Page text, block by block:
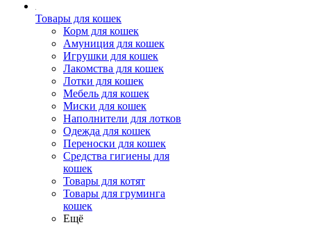
Товары для кошек
Корм для кошек
Амуниция для кошек
Игрушки для кошек
Лакомства для кошек
Лотки для кошек
Мебель для кошек
Миски для кошек
Наполнители для лотков
Одежда для кошек
Переноски для кошек
Средства гигиены для
кошек
Товары для котят
Товары для груминга
кошек
Ещё